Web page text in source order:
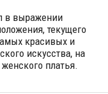
в выражении
текущего
красивых и
искусства, на
платья.